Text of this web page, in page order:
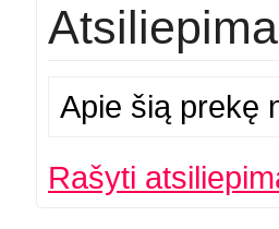
Apie šią prekę
Rašyti